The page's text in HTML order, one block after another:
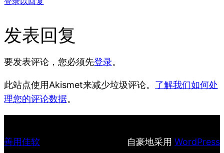
发表回复
要发表评论，您必须先登录。
此站点使用Akismet来减少垃圾评论。 了解我们如何处
理您的评论数据。
善用佳软 自豪地采用 WordPress